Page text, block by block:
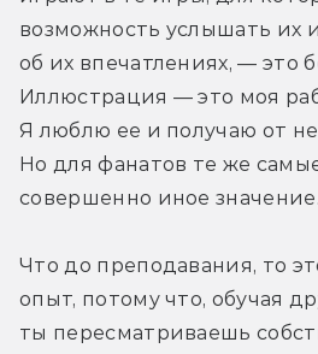
возможность услышать их
об их впечатлениях, — это
Иллюстрация — это моя
Я люблю ее и получаю от
Но для фанатов те же
совершенно иное значение.
Что до преподавания, то
опыт, потому что, обучая
ты пересматриваешь